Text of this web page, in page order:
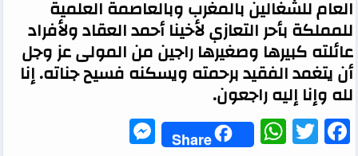
العام للشغالين بالمغرب وبالعاصمة العلمية
للمملكة بأحر التعازي لأخينا أحمد العقاد ولأفراد
عائلته كبيرها وصغيرها راجين من المولى عز وجل
أن يتغمد الفقيد برحمته ويسكنه فسيح جناته. إنا
لله وإنا إليه راجعون.
Facebook
Twitter
WhatsApp
Share